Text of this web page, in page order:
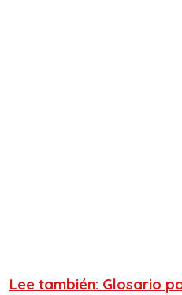
Lee también: Glosario